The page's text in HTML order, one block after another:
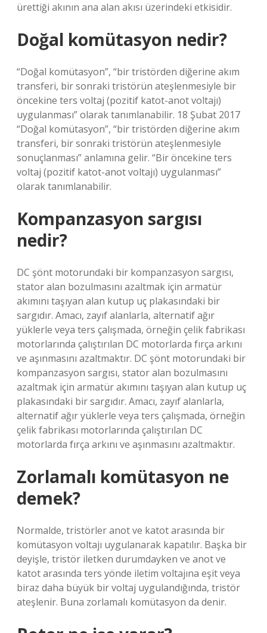
ürettiği akının ana alan akısı üzerindeki etkisidir.
Doğal komütasyon nedir?
“Doğal komütasyon”, “bir tristörden diğerine akım
transferi, bir sonraki tristörün ateşlenmesiyle bir
öncekine ters voltaj (pozitif katot-anot voltajı)
uygulanması” olarak tanımlanabilir. 18 Şubat 2017
“Doğal komütasyon”, “bir tristörden diğerine akım
transferi, bir sonraki tristörün ateşlenmesiyle
sonuçlanması” anlamına gelir. “Bir öncekine ters
voltaj (pozitif katot-anot voltajı) uygulanması”
olarak tanımlanabilir.
Kompanzasyon sargısı
nedir?
DC şönt motorundaki bir kompanzasyon sargısı,
stator alan bozulmasını azaltmak için armatür
akımını taşıyan alan kutup uç plakasındaki bir
sargıdır. Amacı, zayıf alanlarla, alternatif ağır
yüklerle veya ters çalışmada, örneğin çelik fabrikası
motorlarında çalıştırılan DC motorlarda fırça arkını
ve aşınmasını azaltmaktır. DC şönt motorundaki bir
kompanzasyon sargısı, stator alan bozulmasını
azaltmak için armatür akımını taşıyan alan kutup uç
plakasındaki bir sargıdır. Amacı, zayıf alanlarla,
alternatif ağır yüklerle veya ters çalışmada, örneğin
çelik fabrikası motorlarında çalıştırılan DC
motorlarda fırça arkını ve aşınmasını azaltmaktır.
Zorlamalı komütasyon ne
demek?
Normalde, tristörler anot ve katot arasında bir
komütasyon voltajı uygulanarak kapatılır. Başka bir
deyişle, tristör iletken durumdayken ve anot ve
katot arasında ters yönde iletim voltajına eşit veya
biraz daha büyük bir voltaj uygulandığında, tristör
ateşlenir. Buna zorlamalı komütasyon da denir.